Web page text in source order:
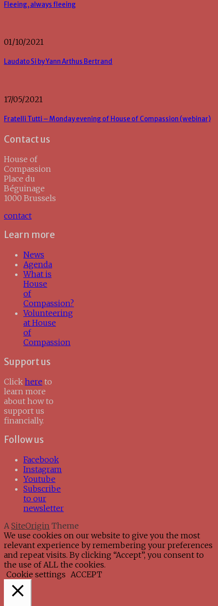
Fleeing, always fleeing
01/10/2021
Laudato Si by Yann Arthus Bertrand
17/05/2021
Fratelli Tutti – Monday evening of House of Compassion (webinar)
Contact us
House of
Compassion
Place du
Béguinage
1000 Brussels
contact
Learn more
News
Agenda
What is
House
of
Compassion?
Volunteering
at House
of
Compassion
Support us
Click here to
learn more
about how to
support us
financially.
Follow us
Facebook
Instagram
Youtube
Subscribe
to our
newsletter
A SiteOrigin Theme
We use cookies on our website to give you the most
relevant experience by remembering your preferences
and repeat visits. By clicking “Accept”, you consent to
the use of ALL the cookies.
Cookie settings ACCEPT